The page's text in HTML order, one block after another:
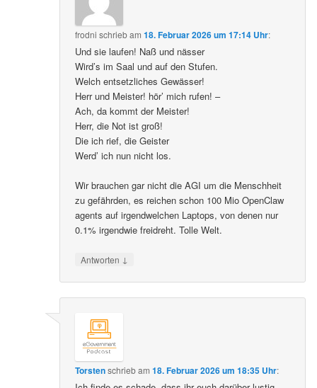
frodni schriebam18. Februar 2026 um 17:14 Uhr:
Und sie laufen! Naß und nässer
Wird’s im Saal und auf den Stufen.
Welch entsetzliches Gewässer!
Herr und Meister! hör’ mich rufen! –
Ach, da kommt der Meister!
Herr, die Not ist groß!
Die ich rief, die Geister
Werd’ ich nun nicht los.
Wir brauchen gar nicht die AGI um die Menschheit
zu gefährden, es reichen schon 100 Mio OpenClaw
agents auf irgendwelchen Laptops, von denen nur
0.1% irgendwie freidreht. Tolle Welt.
Antworten ↓
Torstenschriebam18. Februar 2026 um 18:35 Uhr: